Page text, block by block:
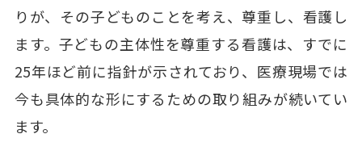
りが、その子どものことを考え、尊重し、看護し
ます。子どもの主体性を尊重する看護は、すでに
25年ほど前に指針が示されており、医療現場では
今も具体的な形にするための取り組みが続いてい
ます。